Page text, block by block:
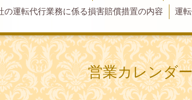
の運転代行業務に係る損害賠償措置の内容
運
営業カレンダ